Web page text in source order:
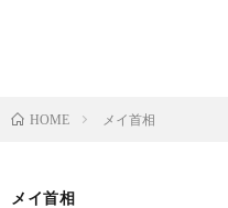
HOME メイ首相
メイ首相